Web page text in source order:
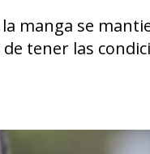
manga se
tener las